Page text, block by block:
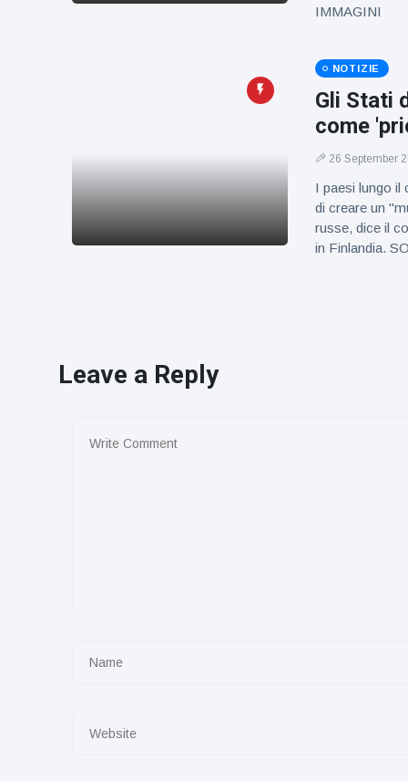
IMMAGINI
NOTIZIE
Gli Stati
come
26 September
I paesi lungo il
di creare un
russe, dice il
in Finlandia.
Leave a Reply